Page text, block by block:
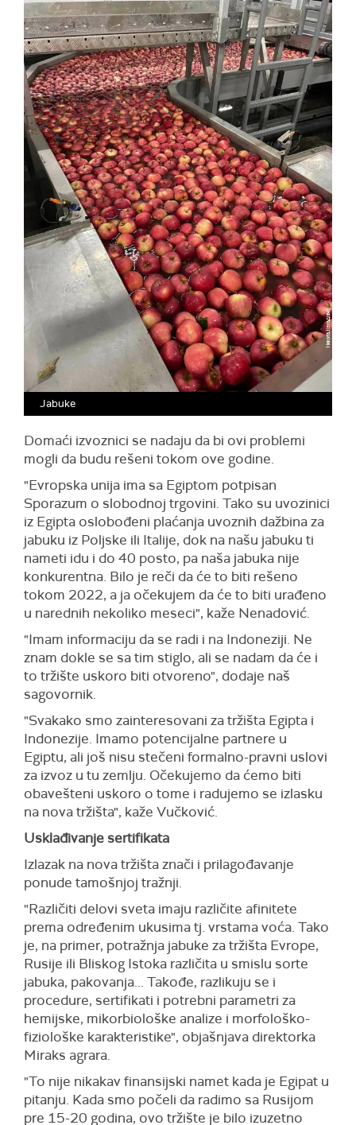
Jabuke
Domaći izvoznici se nadaju da bi ovi problemi
mogli da budu rešeni tokom ove godine.
"Evropska unija ima sa Egiptom potpisan
Sporazum o slobodnoj trgovini. Tako su uvozinici
iz Egipta oslobođeni plaćanja uvoznih dažbina za
jabuku iz Poljske ili Italije, dok na našu jabuku ti
nameti idu i do 40 posto, pa naša jabuka nije
konkurentna. Bilo je reči da će to biti rešeno
tokom 2022, a ja očekujem da će to biti urađeno
u narednih nekoliko meseci", kaže Nenadović.
"Imam informaciju da se radi i na Indoneziji. Ne
znam dokle se sa tim stiglo, ali se nadam da će i
to tržište uskoro biti otvoreno", dodaje naš
sagovornik.
"Svakako smo zainteresovani za tržišta Egipta i
Indonezije. Imamo potencijalne partnere u
Egiptu, ali još nisu stečeni formalno-pravni uslovi
za izvoz u tu zemlju. Očekujemo da ćemo biti
obavešteni uskoro o tome i radujemo se izlasku
na nova tržišta", kaže Vučković.
Usklađivanje sertifikata
Izlazak na nova tržišta znači i prilagođavanje
ponude tamošnjoj tražnji.
"Različiti delovi sveta imaju različite afinitete
prema određenim ukusima tj. vrstama voća. Tako
je, na primer, potražnja jabuke za tržišta Evrope,
Rusije ili Bliskog Istoka različita u smislu sorte
jabuka, pakovanja... Takođe, razlikuju se i
procedure, sertifikati i potrebni parametri za
hemijske, mikorbiološke analize i morfološko-
fiziološke karakteristike", objašnjava direktorka
Miraks agrara.
"To nije nikakav finansijski namet kada je Egipat u
pitanju. Kada smo počeli da radimo sa Rusijom
pre 15-20 godina, ovo tržište je bilo izuzetno